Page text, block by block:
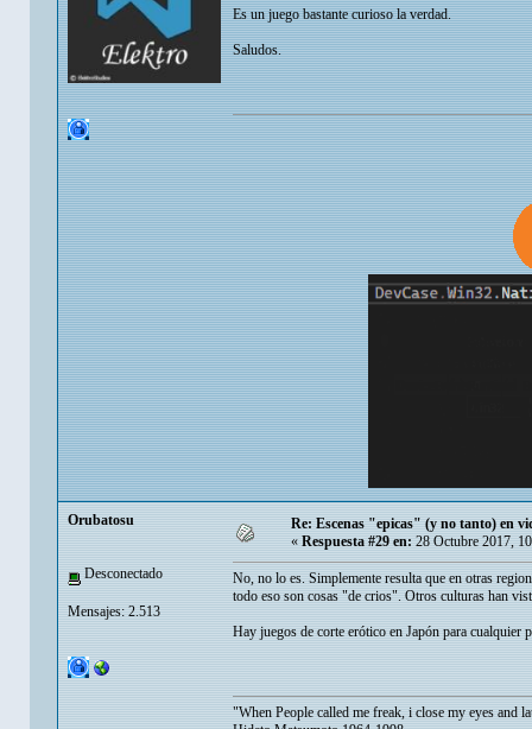
Es un juego bastante curioso la verdad.
Saludos.
Orubatosu
Desconectado
Mensajes: 2.513
Re: Escenas "epicas" (y no tanto) en
« Respuesta #29 en: 28 Octubre 2017,
No, no lo es. Simplemente resulta que en otras
todo eso son cosas "de crios". Otros culturas han
Hay juegos de corte erótico en Japón para
"When People called me freak, i close my eyes and